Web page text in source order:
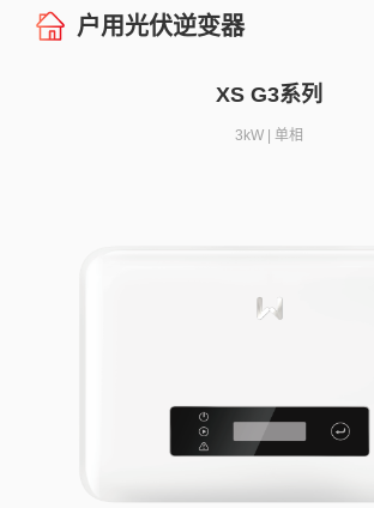
户用光伏逆变器
XS G3系列
3kW | 单相